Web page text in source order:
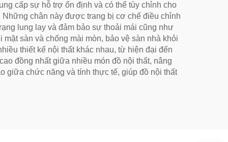
cấp sự hỗ trợ ổn định và có thể tùy chỉnh cho
Những chân này được trang bị cơ chế điều chỉnh
lung lay và đảm bảo sự thoải mái cũng như
sàn và chống mài mòn, bảo vệ sàn nhà khỏi
thiết kế nội thất khác nhau, từ hiện đại đến
đồng nhất giữa nhiều món đồ nội thất, nâng
giữa chức năng và tính thực tế, giúp đồ nội thất